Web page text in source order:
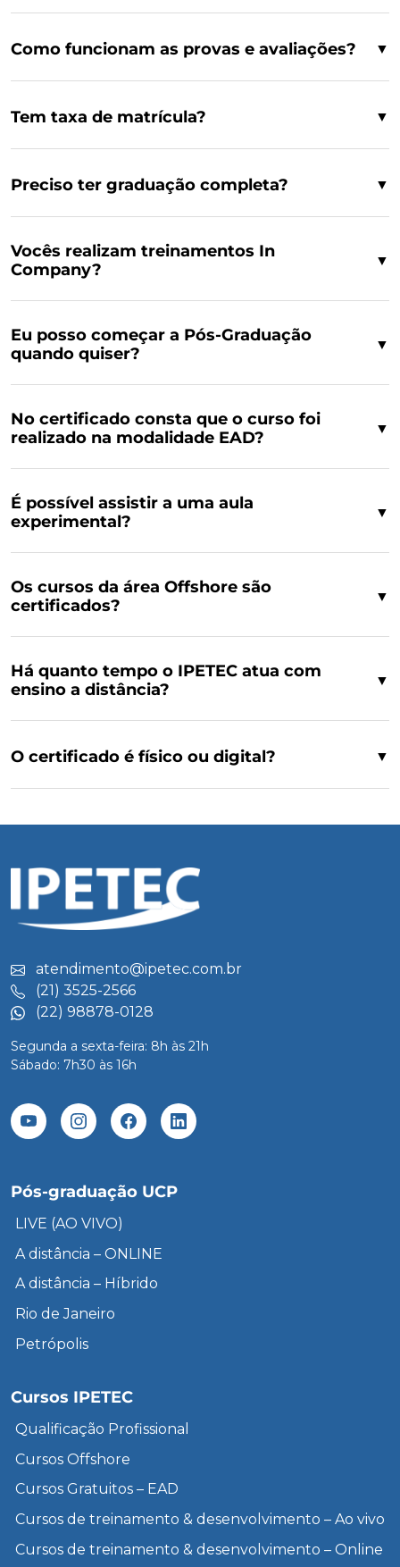
Como funcionam as provas e avaliações? ▼
Tem taxa de matrícula? ▼
Preciso ter graduação completa? ▼
Vocês realizam treinamentos In
Company?
▼
Eu posso começar a Pós-Graduação
quando quiser?
▼
No certificado consta que o curso foi
realizado na modalidade EAD?
▼
É possível assistir a uma aula
experimental?
▼
Os cursos da área Offshore são
certificados?
▼
Há quanto tempo o IPETEC atua com
ensino a distância?
▼
O certificado é físico ou digital? ▼
atendimento@ipetec.com.br
(21) 3525-2566
(22) 98878-0128
Segunda a sexta-feira: 8h às 21h
Sábado: 7h30 às 16h
Pós-graduação UCP
LIVE (AO VIVO)
A distância – ONLINE
A distância – Híbrido
Rio de Janeiro
Petrópolis
Cursos IPETEC
Qualificação Profissional
Cursos Offshore
Cursos Gratuitos – EAD
Cursos de treinamento & desenvolvimento – Ao vivo
Cursos de treinamento & desenvolvimento – Online